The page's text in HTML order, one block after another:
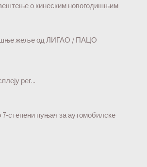
о кинеским новогодишњим
жеље од ЛИГАО / ПАЦО
рег...
степени пуњач за аутомобилске